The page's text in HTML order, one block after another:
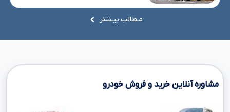
مـطالب بیـشتر
مشاوره آنلاین خرید و فروش خودرو